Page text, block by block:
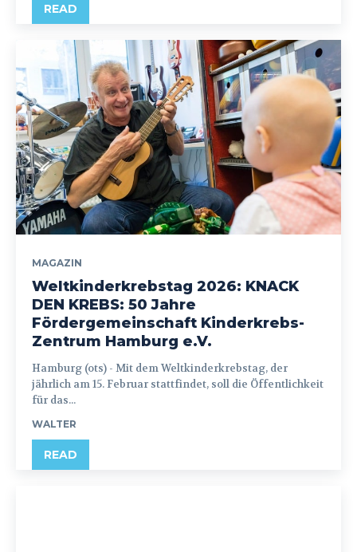
READ
MAGAZIN
Weltkinderkrebstag 2026: KNACK
DEN KREBS: 50 Jahre
Fördergemeinschaft Kinderkrebs-
Zentrum Hamburg e.V.
Hamburg (ots) - Mit dem Weltkinderkrebstag, der
jährlich am 15. Februar stattfindet, soll die Öffentlichkeit
für das...
WALTER
READ